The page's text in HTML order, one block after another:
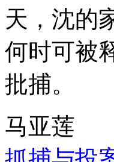
天，沈的
何时可被
批捕。
马亚莲